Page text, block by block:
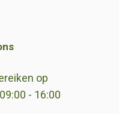
op
- 16:00